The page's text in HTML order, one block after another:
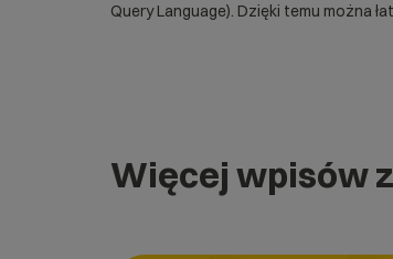
Query Language). Dzięki temu można
Więcej wpisów